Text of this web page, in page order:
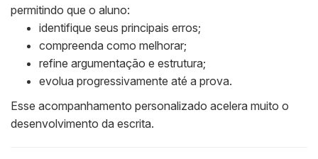
permitindo que o aluno:
identifique seus principais erros;
compreenda como melhorar;
refine argumentação e estrutura;
evolua progressivamente até a prova.
Esse acompanhamento personalizado acelera muito o
desenvolvimento da escrita.